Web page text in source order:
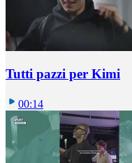
Tutti pazzi per Kimi
00:14